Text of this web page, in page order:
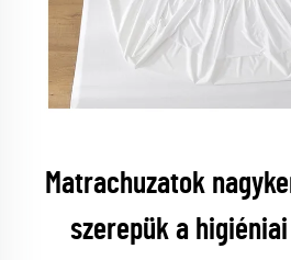
Matrachuzatok
szerepük a